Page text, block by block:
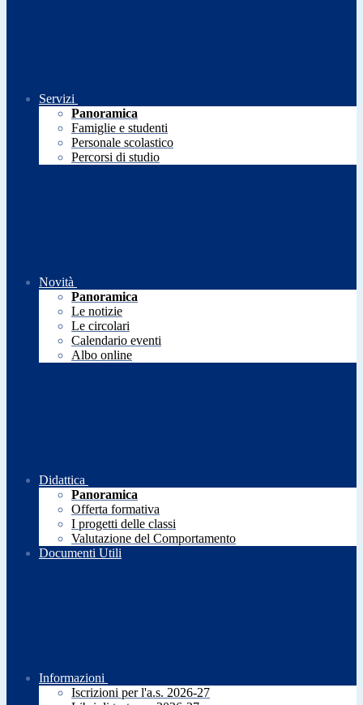
Servizi
Panoramica
Famiglie e studenti
Personale scolastico
Percorsi di studio
Novità
Panoramica
Le notizie
Le circolari
Calendario eventi
Albo online
Didattica
Panoramica
Offerta formativa
I progetti delle classi
Valutazione del Comportamento
Documenti Utili
Informazioni
Iscrizioni per l'a.s. 2026-27